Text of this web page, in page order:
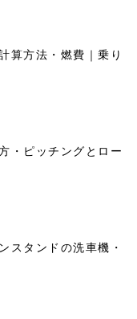
算方法・燃費｜乗り
・ピッチングとロー
スタンドの洗車機・